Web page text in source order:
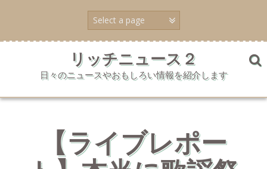
ン
ッ
リッチニュース２
日々のニュースやおもしろい情報を紹介します
【ライブレポー